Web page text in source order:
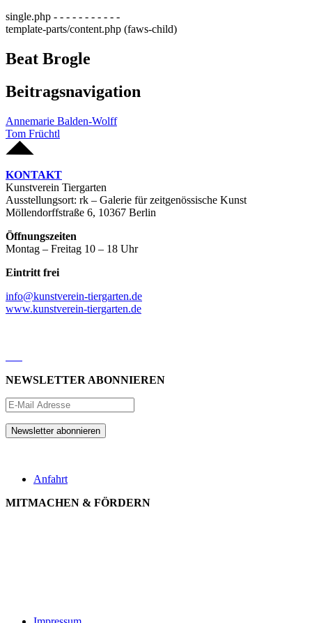
single.php - - - - - - - - - - -
template-parts/content.php (faws-child)
Beat Brogle
Beitragsnavigation
Annemarie Balden-Wolff
Tom Früchtl
KONTAKT
Kunstverein Tiergarten
Ausstellungsort: rk – Galerie für zeitgenössische Kunst
Möllendorffstraße 6, 10367 Berlin
Öffnungszeiten
Montag – Freitag 10 – 18 Uhr
Eintritt frei
info@kunstverein-tiergarten.de
www.kunstverein-tiergarten.de
NEWSLETTER ABONNIEREN
Anfahrt
MITMACHEN & FÖRDERN